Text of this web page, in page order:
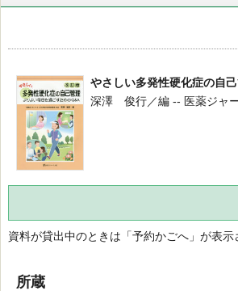
やさしい多発性硬化症の自
深澤 俊行／編 -- 医薬ジャ
資料が貸出中のときは「予約かごへ」が表
所蔵